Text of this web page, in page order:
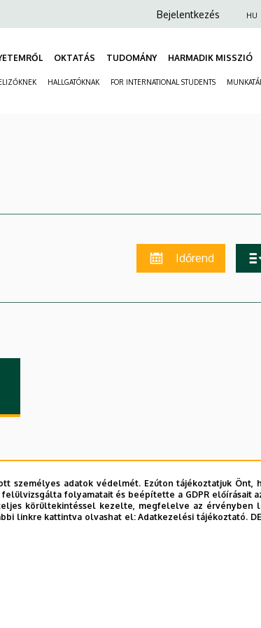
Anonim
fiók
Bejelentkezés HU
OKTATÁS TUDOMÁNY HARMADIK MISSZIÓ
HALLGATÓKNAK FOR INTERNATIONAL STUDENTS
Időrend
személyes adatok védelmét. Ezúton tájékoztatjuk Önt,
folyamatait és beépítette a GDPR előírásait
körültekintéssel kezelte, megfelelve az érvényben
linkre kattintva olvashat el:Adatkezelési tájékoztató.